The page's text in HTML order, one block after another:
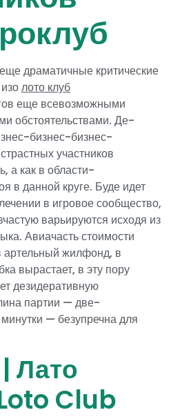
драматичные критические
лото клуб
еще всевозможными
обстоятельствами. Де-
бизнес-бизнес-
участников
а как в области-
в данной круге. Буде идет
в игровое сообщество,
варьируются исходя из
Авиачасть стоимости
артельный жилфонд, в
вырастает, в эту пору
дезидеративную
партии — две-
— безупречна для
Лато
Club